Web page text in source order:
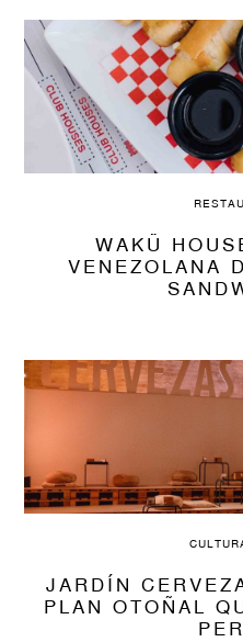
WAKÜ
VENEZOLANA
JARDÍN
PLAN OTOÑAL